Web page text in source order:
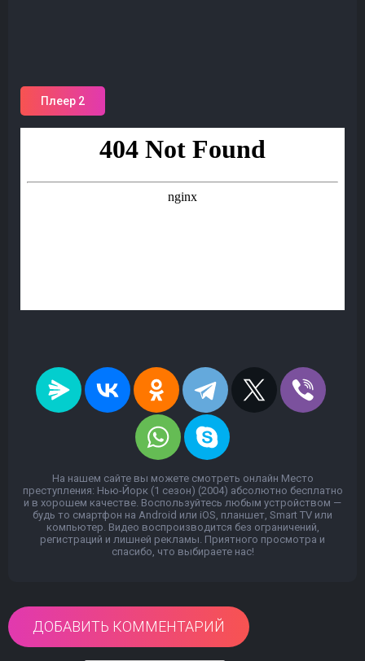
Плеер 2
На нашем сайте вы можете смотреть онлайн Место
преступления: Нью-Йорк (1 сезон) (2004) абсолютно бесплатно
и в хорошем качестве. Воспользуйтесь любым устройством —
будь то смартфон на Android или iOS, планшет, Smart TV или
компьютер. Видео воспроизводится без ограничений,
регистраций и лишней рекламы. Приятного просмотра и
спасибо, что выбираете нас!
ДОБАВИТЬ КОММЕНТАРИЙ